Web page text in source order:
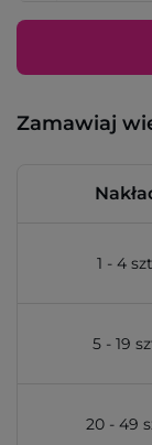
Zamawiaj
1 - 4
5 - 19
20 - 49